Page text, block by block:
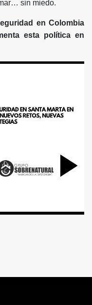
sin miedo.
en Colombia
esta política en